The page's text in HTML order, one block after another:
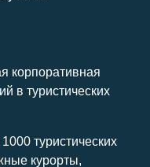
корпоративная
в туристических
туристических
курорты,